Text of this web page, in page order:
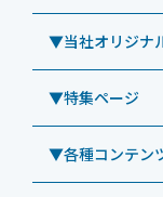
Windowsタブレ
Androidタブレ
Androidタブレ
Androidタブレ
Androidタブレ
リペアサービス
教育機関向け
社内ヘルプデス
教育機関向け
教育機関向け
LG（エルジー）
ViewSonic（ビ
PHILIPS（フィ
DynaScan（ダ
SAMSUNG（サ
導入事例（業
事例：業務用タ
事例：業務用
事例：業務用オ
▼当社オリジナ
業務効率化アプ
サポート支援ア
MDMアプリ「
▼特集ページ
業務用タブレッ
▼各種コンテン